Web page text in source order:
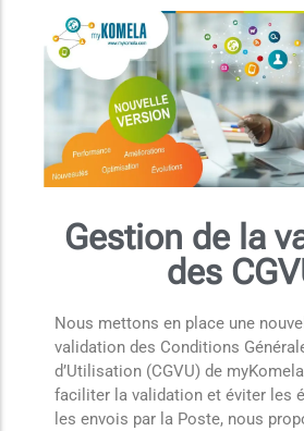
Gestion de la
des
Nous mettons en place une
validation des Conditions
d’Utilisation (CGVU) de
faciliter la validation et éviter les
les envois par la Poste, nous